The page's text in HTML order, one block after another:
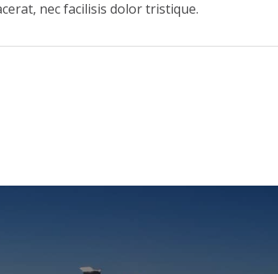
nec facilisis dolor tristique.